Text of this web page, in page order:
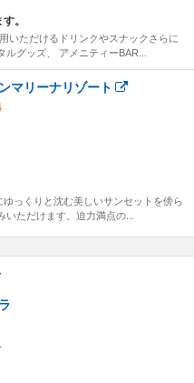
。
いただけるドリンクやスナックさらに
グッズ、 アメニティーBAR...
マリーナリゾート
っくりと沈む美しいサンセットを傍ら
ただけます。迫力満点の...